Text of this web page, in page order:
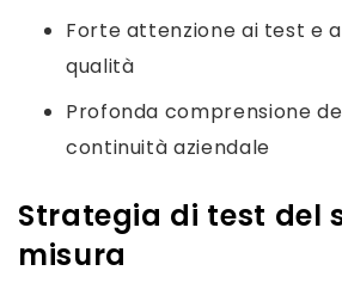
Forte attenzione ai test e
qualità
Profonda comprensione
continuità aziendale
Strategia di test del
misura